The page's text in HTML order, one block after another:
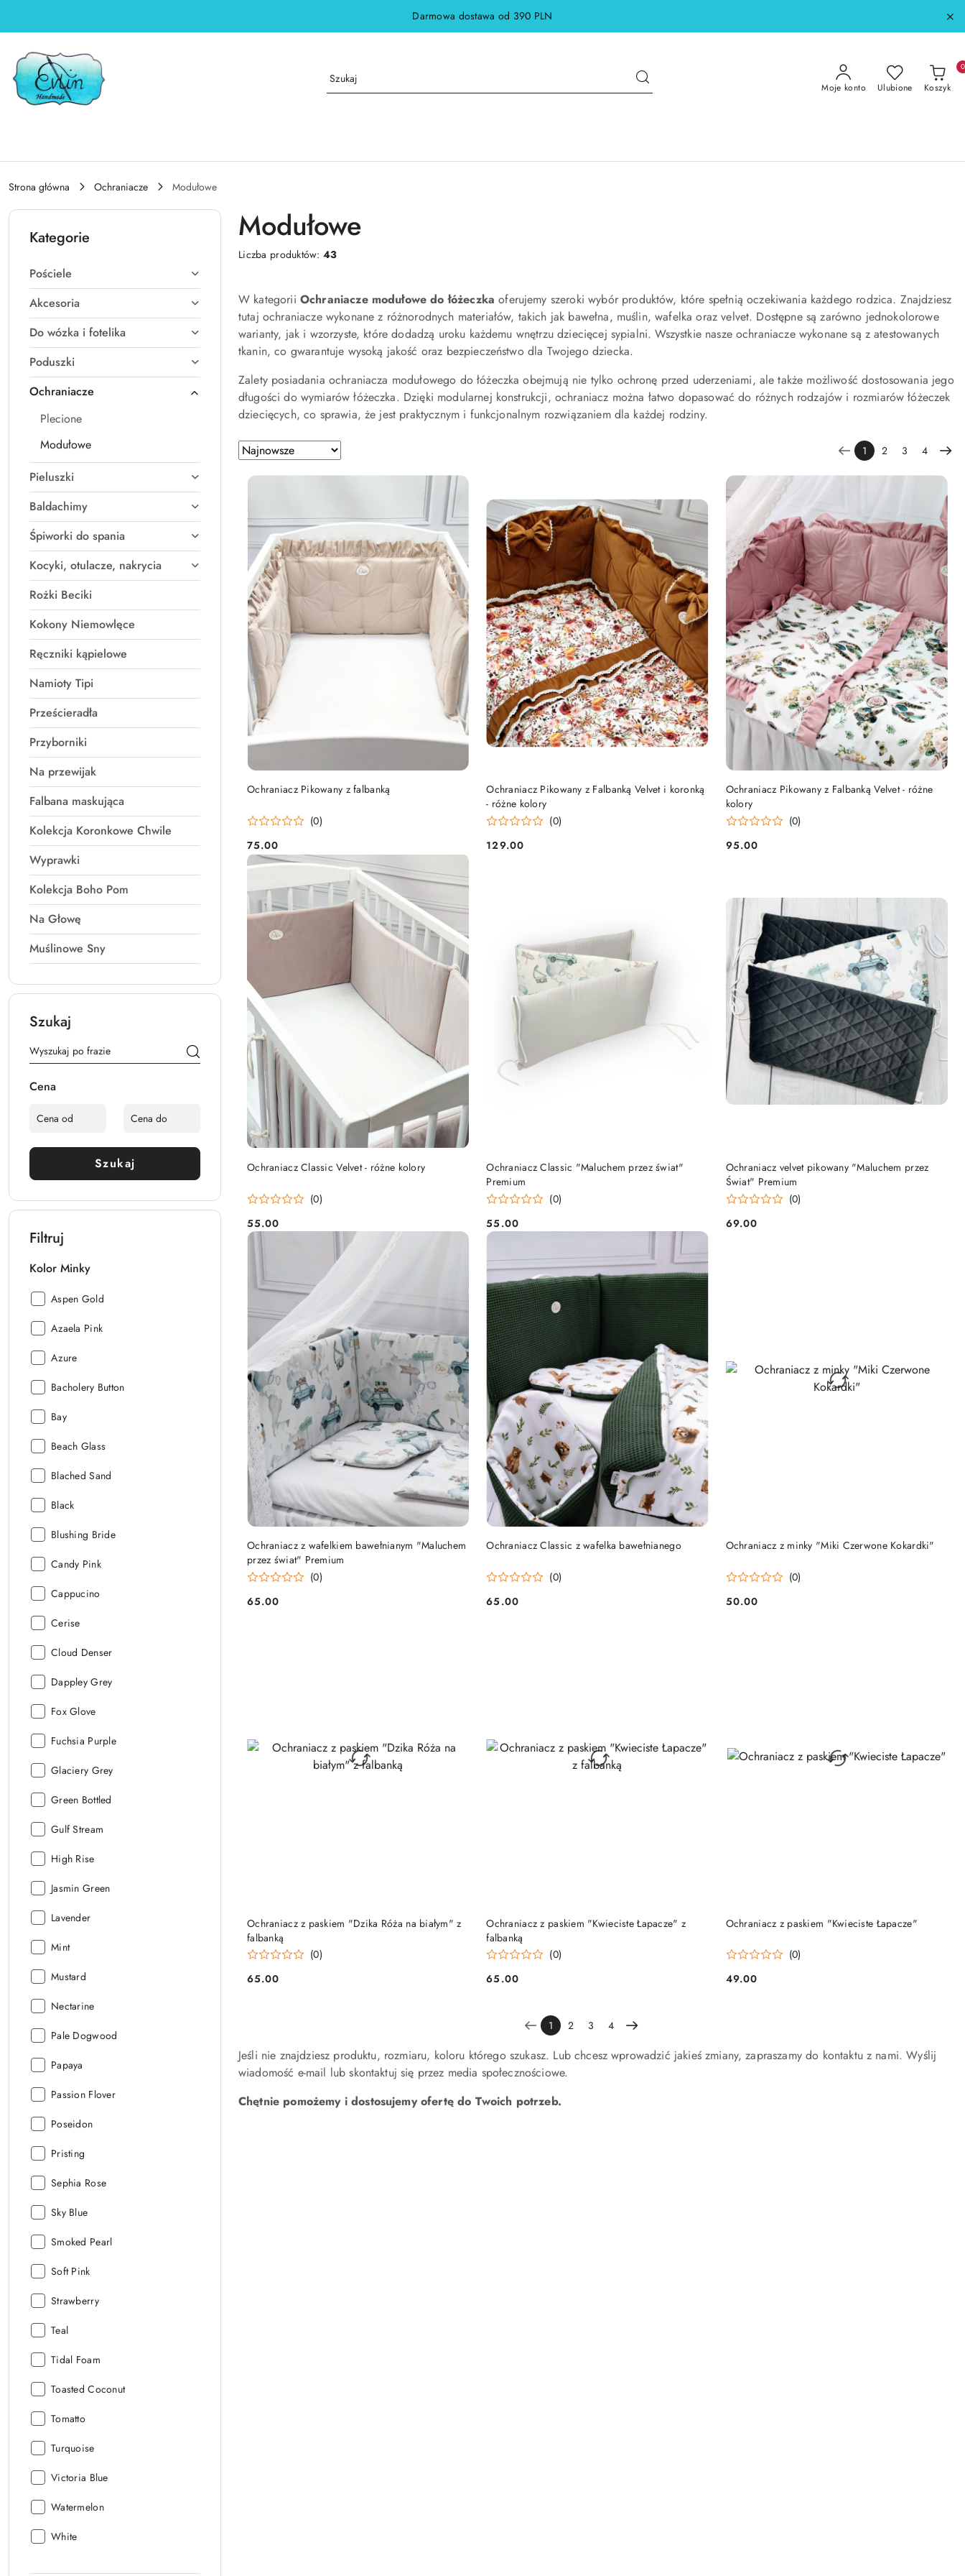
Darmowa dostawa od 390 PLN
Moje konto Ulubione Koszyk
0
Strona główna Ochraniacze Modułowe
Kategorie
Pościele
Akcesoria
Do wózka i fotelika
Poduszki
Ochraniacze
Plecione
Modułowe
Pieluszki
Baldachimy
Śpiworki do spania
Kocyki, otulacze, nakrycia
Rożki Beciki
Kokony Niemowlęce
Ręczniki kąpielowe
Namioty Tipi
Prześcieradła
Przyborniki
Na przewijak
Falbana maskująca
Kolekcja Koronkowe Chwile
Wyprawki
Kolekcja Boho Pom
Na Głowę
Muślinowe Sny
Szukaj
Cena
Szukaj
Filtruj
Kolor Minky
Kolor
Aspen Gold
Kolor
Azaela Pink
Kolor
Azure
Kolor
Bacholery Button
Kolor
Bay
Kolor
Beach Glass
Kolor
Blached Sand
Kolor
Black
Kolor
Blushing Bride
Kolor
Candy Pink
Kolor
Cappucino
Kolor
Cerise
Kolor
Cloud Denser
Kolor
Dappley Grey
Kolor
Fox Glove
Kolor
Fuchsia Purple
Kolor
Glaciery Grey
Kolor
Green Bottled
Kolor
Gulf Stream
Kolor
High Rise
Kolor
Jasmin Green
Kolor
Lavender
Kolor
Mint
Kolor
Mustard
Kolor
Nectarine
Kolor
Pale Dogwood
Kolor
Papaya
Kolor
Passion Flover
Kolor
Poseidon
Kolor
Pristing
Kolor
Sephia Rose
Kolor
Sky Blue
Kolor
Smoked Pearl
Kolor
Soft Pink
Kolor
Strawberry
Kolor
Teal
Kolor
Tidal Foam
Kolor
Toasted Coconut
Kolor
Tomatto
Kolor
Turquoise
Kolor
Victoria Blue
Kolor
Watermelon
Kolor
White
Modułowe
Liczba produktów:43
W kategorii Ochraniacze modułowe do łóżeczka oferujemy szeroki wybór produktów, które spełnią oczekiwania każdego rodzica. Znajdziesz
tutaj ochraniacze wykonane z różnorodnych materiałów, takich jak bawełna, muślin, wafelka oraz velvet. Dostępne są zarówno jednokolorowe
warianty, jak i wzorzyste, które dodadzą uroku każdemu wnętrzu dziecięcej sypialni. Wszystkie nasze ochraniacze wykonane są z atestowanych
tkanin, co gwarantuje wysoką jakość oraz bezpieczeństwo dla Twojego dziecka.
Zalety posiadania ochraniacza modułowego do łóżeczka obejmują nie tylko ochronę przed uderzeniami, ale także możliwość dostosowania jego
długości do wymiarów łóżeczka. Dzięki modularnej konstrukcji, ochraniacz można łatwo dopasować do różnych rodzajów i rozmiarów łóżeczek
dziecięcych, co sprawia, że jest praktycznym i funkcjonalnym rozwiązaniem dla każdej rodziny.
Zastosowano sortowanie: Najnowsze.
Sortuj
według
1 2 3 4
Ochraniacz Pikowany z falbanką
(0)
Cena:
75.00
DO KOSZYKA
Ochraniacz Pikowany z Falbanką Velvet i koronką
- różne kolory
(0)
Cena:
129.00
DO KOSZYKA
Ochraniacz Pikowany z Falbanką Velvet - różne
kolory
(0)
Cena:
95.00
DO KOSZYKA
Ochraniacz Classic Velvet - różne kolory
(0)
Cena:
55.00
DO KOSZYKA
Ochraniacz Classic "Maluchem przez świat"
Premium
(0)
Cena:
55.00
DO KOSZYKA
Ochraniacz velvet pikowany "Maluchem przez
Świat" Premium
(0)
Cena:
69.00
DO KOSZYKA
Ochraniacz z wafelkiem bawełnianym "Maluchem
przez świat" Premium
(0)
Cena:
65.00
DO KOSZYKA Ochraniacz Classic z wafelka bawełnianego
(0)
Cena:
65.00
DO KOSZYKA Ochraniacz z minky "Miki Czerwone Kokardki"
(0)
Cena:
50.00
DO KOSZYKA
Ochraniacz z paskiem "Dzika Róża na białym" z
falbanką
(0)
Cena:
65.00
DO KOSZYKA
Ochraniacz z paskiem "Kwieciste Łapacze" z
falbanką
(0)
Cena:
65.00
DO KOSZYKA Ochraniacz z paskiem "Kwieciste Łapacze"
(0)
Cena:
49.00
DO KOSZYKA
1 2 3 4
Jeśli nie znajdziesz produktu, rozmiaru, koloru którego szukasz. Lub chcesz wprowadzić jakieś zmiany, zapraszamy do kontaktu z nami. Wyślij
wiadomość e-mail lub skontaktuj się przez media społecznościowe.
Chętnie pomożemy i dostosujemy ofertę do Twoich potrzeb.